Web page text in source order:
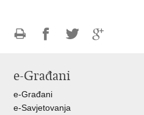
FacebookuTwitteru
e-Građani
e-Građani
e-Savjetovanja